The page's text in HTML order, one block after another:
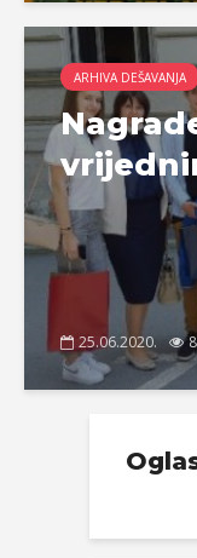
ARHIVA DEŠAVANJA
25.06.2020.